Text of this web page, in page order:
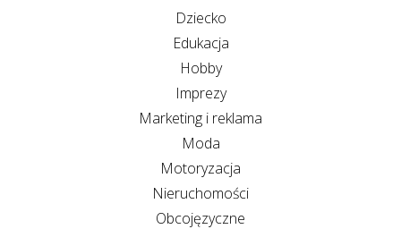
Dziecko
Edukacja
Hobby
Imprezy
Marketing i reklama
Moda
Motoryzacja
Nieruchomości
Obcojęzyczne